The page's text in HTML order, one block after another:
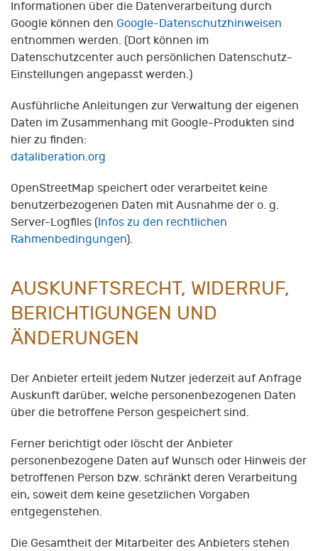
Informationen über die Datenverarbeitung durch
Google können den Google-Datenschutzhinweisen
entnommen werden. (Dort können im
Datenschutzcenter auch persönlichen Datenschutz-
Einstellungen angepasst werden.)
Ausführliche Anleitungen zur Verwaltung der eigenen
Daten im Zusammenhang mit Google-Produkten sind
hier zu finden:
dataliberation.org
OpenStreetMap speichert oder verarbeitet keine
benutzerbezogenen Daten mit Ausnahme der o. g.
Server-Logfiles (Infos zu den rechtlichen
Rahmenbedingungen).
AUSKUNFTSRECHT, WIDERRUF,
BERICHTIGUNGEN UND
ÄNDERUNGEN
Der Anbieter erteilt jedem Nutzer jederzeit auf Anfrage
Auskunft darüber, welche personenbezogenen Daten
über die betroffene Person gespeichert sind.
Ferner berichtigt oder löscht der Anbieter
personenbezogene Daten auf Wunsch oder Hinweis der
betroffenen Person bzw. schränkt deren Verarbeitung
ein, soweit dem keine gesetzlichen Vorgaben
entgegenstehen.
Die Gesamtheit der Mitarbeiter des Anbieters stehen